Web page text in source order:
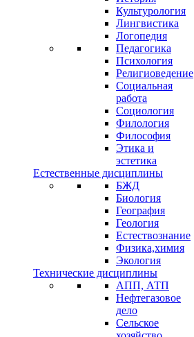
Культурология
Лингвистика
Логопедия
Педагогика
Психология
Религиоведение
Социальная
работа
Социология
Филология
Философия
Этика и
эстетика
Естественные дисциплины
БЖД
Биология
География
Геология
Естествознание
Физика,химия
Экология
Технические дисциплины
АПП, АТП
Нефтегазовое
дело
Сельское